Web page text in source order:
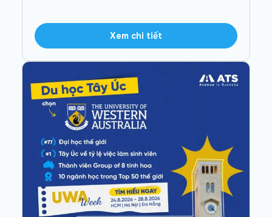
Xem chi tiết